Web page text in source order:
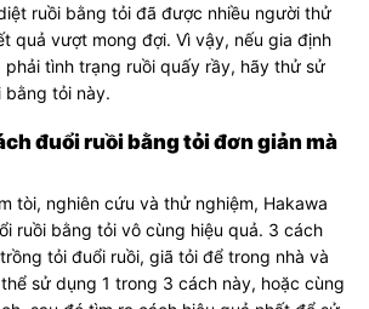
ruồi bằng tỏi đã được nhiều người thử
quả vượt mong đợi. Vì vậy, nếu gia định
tình trạng ruồi quấy rầy, hãy thử sử
bằng tỏi này.
đuổi ruồi bằng tỏi đơn giản mà
tòi, nghiên cứu và thử nghiệm, Hakawa
ruồi bằng tỏi vô cùng hiệu quả. 3 cách
tỏi đuổi ruồi, giã tỏi để trong nhà và
sử dụng 1 trong 3 cách này, hoặc cùng